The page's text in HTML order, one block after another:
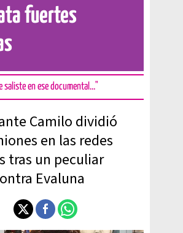
fuertes
saliste en ese documental…"
Camilo dividió
en las redes
tras un peculiar
Evaluna